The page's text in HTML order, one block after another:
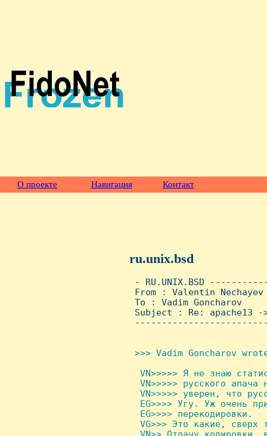
О проекте Навигация Контакт
ru.unix.bsd
- RU.UNIX.BSD
From : Valentin
To : Vadim Goncharov
Subject : Re: apache13 -
>>> Vadim Goncharov
VN>>>>> Я не знаю
VN>>>>> русского апача
VN>>>>> уверен, что
EG>>>> Угу. Уж очень
  EG>>>> перекодировки.
VG>>> Это какие, сверх
VN>> Отдачу кодировки,